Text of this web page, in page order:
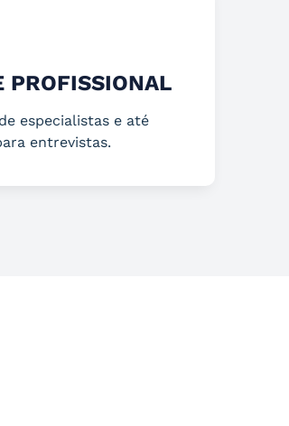
PROFISSIONAL
especialistas e até
entrevistas.